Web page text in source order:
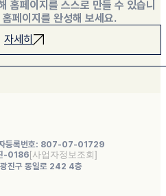
홈페이지를 스스로 만들 수 있습니
페이지를 완성해 보세요.
자세히
등록번호: 807-07-01729
-0186
진구 동일로 242 4층